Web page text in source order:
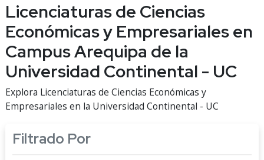
Licenciaturas de Ciencias
Económicas y Empresariales en
Campus Arequipa de la
Universidad Continental - UC
Explora Licenciaturas de Ciencias Económicas y
Empresariales en la Universidad Continental - UC
Filtrado Por